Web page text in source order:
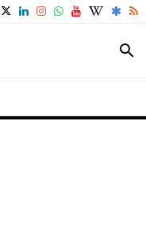
search